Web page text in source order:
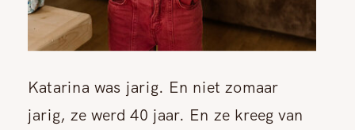
Katarina was jarig. En niet zomaar
jarig, ze werd 40 jaar. En ze kreeg van